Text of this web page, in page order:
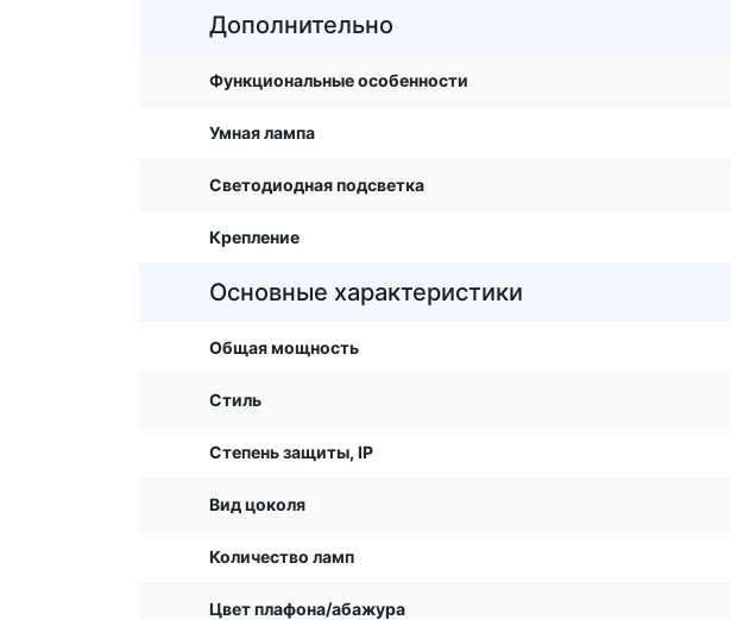
Дополнительно
Функциональные особенности
Умная лампа
Светодиодная подсветка
Крепление
Основные характеристики
Общая мощность
Стиль
Степень защиты, IP
Вид цоколя
Количество ламп
Цвет плафона/абажура